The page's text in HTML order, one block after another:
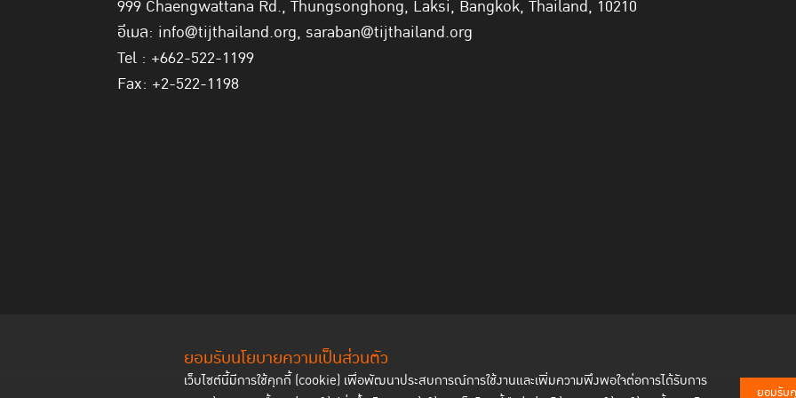
ยอมรับนโยบายความเป็นส่วนตัว
เว็บไซต์นี้มีการใช้คุกกี้ (cookie) เพื่อพัฒนาประสบการณ์การใช้งานและเพิ่มความพึงพอใจต่อการได้รับการ
ยอมรับ
999 Chaengwattana Rd., Thungsonghong, Laksi, Bangkok, Thailand, 10210
อีเมล: info@tijthailand.org, saraban@tijthailand.org
Tel : +662-522-1199
Fax: +2-522-1198